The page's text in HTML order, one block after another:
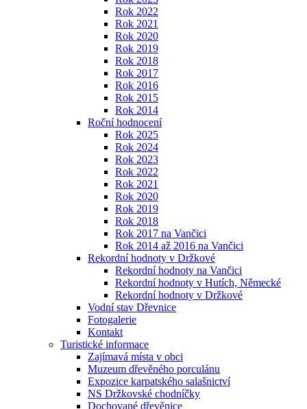
Rok 2022
Rok 2021
Rok 2020
Rok 2019
Rok 2018
Rok 2017
Rok 2016
Rok 2015
Rok 2014
Roční hodnocení
Rok 2025
Rok 2024
Rok 2023
Rok 2022
Rok 2021
Rok 2020
Rok 2019
Rok 2018
Rok 2017 na Vančici
Rok 2014 až 2016 na Vančici
Rekordní hodnoty v Držkové
Rekordní hodnoty na Vančici
Rekordní hodnoty v Hutích, Německé
Rekordní hodnoty v Držkové
Vodní stav Dřevnice
Fotogalerie
Kontakt
Turistické informace
Zajímavá místa v obci
Muzeum dřevěného porculánu
Expozice karpatského salašnictví
NS Držkovské chodníčky
Dochované dřevěnice